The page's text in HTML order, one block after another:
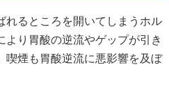
れるところを開いてしまうホル
より胃酸の逆流やゲップが引き
喫煙も胃酸逆流に悪影響を及ぼ